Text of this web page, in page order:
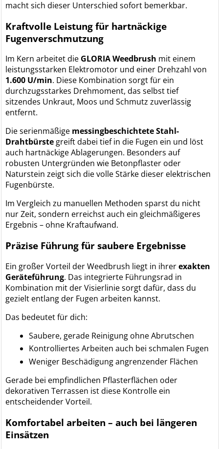
macht sich dieser Unterschied sofort bemerkbar.
Kraftvolle Leistung für hartnäckige
Fugenverschmutzung
Im Kern arbeitet die GLORIA Weedbrush mit einem
leistungsstarken Elektromotor und einer Drehzahl von
1.600 U/min. Diese Kombination sorgt für ein
durchzugsstarkes Drehmoment, das selbst tief
sitzendes Unkraut, Moos und Schmutz zuverlässig
entfernt.
Die serienmäßige messingbeschichtete Stahl-
Drahtbürste greift dabei tief in die Fugen ein und löst
auch hartnäckige Ablagerungen. Besonders auf
robusten Untergründen wie Betonpflaster oder
Naturstein zeigt sich die volle Stärke dieser elektrischen
Fugenbürste.
Im Vergleich zu manuellen Methoden sparst du nicht
nur Zeit, sondern erreichst auch ein gleichmäßigeres
Ergebnis – ohne Kraftaufwand.
Präzise Führung für saubere Ergebnisse
Ein großer Vorteil der Weedbrush liegt in ihrerexakten
Geräteführung. Das integrierte Führungsrad in
Kombination mit der Visierlinie sorgt dafür, dass du
gezielt entlang der Fugen arbeiten kannst.
Das bedeutet für dich:
Saubere, gerade Reinigung ohne Abrutschen
Kontrolliertes Arbeiten auch bei schmalen Fugen
Weniger Beschädigung angrenzender Flächen
Gerade bei empfindlichen Pflasterflächen oder
dekorativen Terrassen ist diese Kontrolle ein
entscheidender Vorteil.
Komfortabel arbeiten – auch bei längeren
Einsätzen